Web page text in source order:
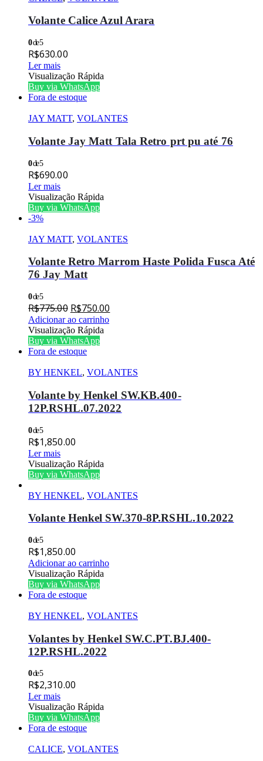
Volante Calice Azul Arara
0de 5
R$630.00
Ler mais
Visualização Rápida
Buy via WhatsApp
Fora de estoque
JAY MATT, VOLANTES
Volante Jay Matt Tala Retro prt pu até 76
0de 5
R$690.00
Ler mais
Visualização Rápida
Buy via WhatsApp
-3%
JAY MATT, VOLANTES
Volante Retro Marrom Haste Polida Fusca Até
76 Jay Matt
0de 5
R$775.00 O
preço
original
era:
R$775.00.
R$750.00
Adicionar ao carrinho
Visualização Rápida
Buy via WhatsApp
Fora de estoque
BY HENKEL, VOLANTES
Volante by Henkel SW.KB.400-
12P.RSHL.07.2022
0de 5
R$1,850.00
Ler mais
Visualização Rápida
Buy via WhatsApp
BY HENKEL, VOLANTES
Volante Henkel SW.370-8P.RSHL.10.2022
0de 5
R$1,850.00
Adicionar ao carrinho
Visualização Rápida
Buy via WhatsApp
Fora de estoque
BY HENKEL, VOLANTES
Volantes by Henkel SW.C.PT.BJ.400-
12P.RSHL.2022
0de 5
R$2,310.00
Ler mais
Visualização Rápida
Buy via WhatsApp
Fora de estoque
CALICE, VOLANTES